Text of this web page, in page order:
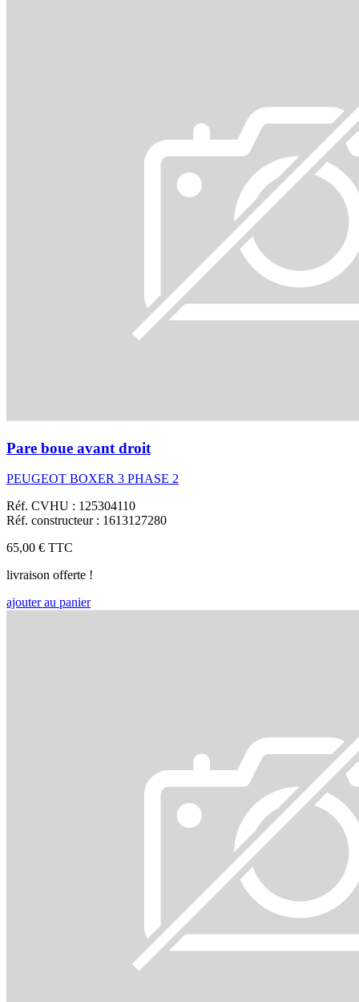
Pare boue avant droit
PEUGEOT BOXER 3 PHASE 2
Réf. CVHU : 125304110
Réf. constructeur : 1613127280
65,00 € TTC
livraison offerte !
ajouter au panier